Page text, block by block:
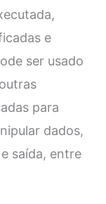
e
ser usado
para
dados,
saída, entre